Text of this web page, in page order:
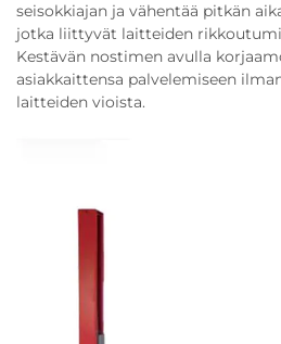
seisokkiajan ja vähentää pitkän
jotka liittyvät laitteiden
Kestävän nostimen avulla
asiakkaittensa palvelemiseen
laitteiden vioista.